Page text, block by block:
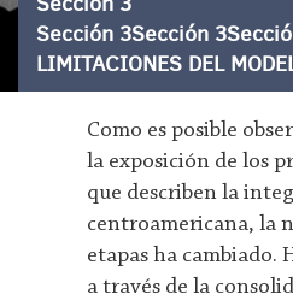
Sección 3Sección
LIMITACIONES DEL
Como es posible
la exposición de los
que describen la
centroamericana, la
etapas ha cambiado.
a través de la